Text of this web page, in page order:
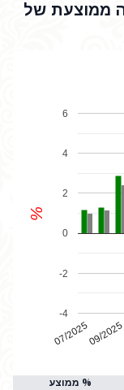
ממוצעת של
07/202509/2025
-4
-2
0
2
4
6
%
% ממוצע